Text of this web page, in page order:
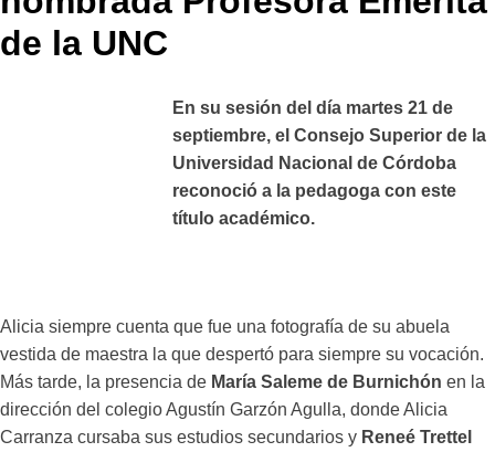
de la UNC
En su sesión del día martes 21 de
septiembre, el Consejo Superior de la
Universidad Nacional de Córdoba
reconoció a la pedagoga con este
título académico.
Alicia siempre cuenta que fue una fotografía de su abuela
vestida de maestra la que despertó para siempre su vocación.
Más tarde, la presencia de María Saleme de Burnichón en la
dirección del colegio Agustín Garzón Agulla, donde Alicia
Carranza cursaba sus estudios secundarios y Reneé Trettel